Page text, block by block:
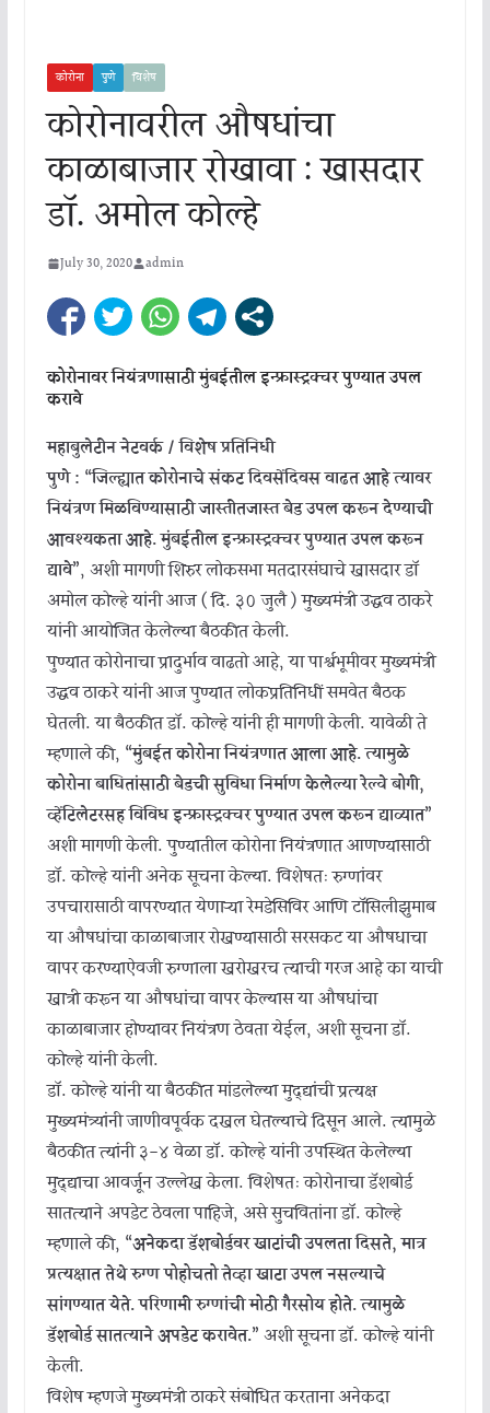
कोरोना पुणे विशेष
कोरोनावरील औषधांचा
काळाबाजार रोखावा : खासदार
डॉ. अमोल कोल्हे
July 30, 2020 admin
कोरोनावर नियंत्रणासाठी मुंबईतील इन्फ्रास्ट्रक्चर पुण्यात उपलब्ध
करावे
महाबुलेटीन नेटवर्क / विशेष प्रतिनिधी
पुणे : “जिल्ह्यात कोरोनाचे संकट दिवसेंदिवस वाढत आहे त्यावर
नियंत्रण मिळविण्यासाठी जास्तीतजास्त बेड उपलब्ध करून देण्याची
आवश्यकता आहे. मुंबईतील इन्फ्रास्ट्रक्चर पुण्यात उपलब्ध करून
द्यावे”, अशी मागणी शिरुर लोकसभा मतदारसंघाचे खासदार डॉ
अमोल कोल्हे यांनी आज ( दि. ३० जुलै ) मुख्यमंत्री उद्धव ठाकरे
यांनी आयोजित केलेल्या बैठकीत केली.
पुण्यात कोरोनाचा प्रादुर्भाव वाढतो आहे, या पार्श्वभूमीवर मुख्यमंत्री
उद्धव ठाकरे यांनी आज पुण्यात लोकप्रतिनिधीं समवेत बैठक
घेतली. या बैठकीत डॉ. कोल्हे यांनी ही मागणी केली. यावेळी ते
म्हणाले की, “मुंबईत कोरोना नियंत्रणात आला आहे. त्यामुळे
कोरोना बाधितांसाठी बेडची सुविधा निर्माण केलेल्या रेल्वे बोगी,
व्हेंटिलेटरसह विविध इन्फ्रास्ट्रक्चर पुण्यात उपलब्ध करून द्याव्यात”
अशी मागणी केली. पुण्यातील कोरोना नियंत्रणात आणण्यासाठी
डॉ. कोल्हे यांनी अनेक सूचना केल्या. विशेषतः रुग्णांवर
उपचारासाठी वापरण्यात येणाऱ्या रेमडेसिविर आणि टाॅसिलीझुमाब
या औषधांचा काळाबाजार रोखण्यासाठी सरसकट या औषधाचा
वापर करण्याऐवजी रुग्णाला खरोखरच त्याची गरज आहे का याची
खात्री करून या औषधांचा वापर केल्यास या औषधांचा
काळाबाजार होण्यावर नियंत्रण ठेवता येईल, अशी सूचना डॉ.
कोल्हे यांनी केली.
डॉ. कोल्हे यांनी या बैठकीत मांडलेल्या मुद्द्यांची प्रत्यक्ष
मुख्यमंत्र्यांनी जाणीवपूर्वक दखल घेतल्याचे दिसून आले. त्यामुळे
बैठकीत त्यांनी ३-४ वेळा डॉ. कोल्हे यांनी उपस्थित केलेल्या
मुद्द्याचा आवर्जून उल्लेख केला. विशेषतः कोरोनाचा डॅशबोर्ड
सातत्याने अपडेट ठेवला पाहिजे, असे सुचवितांना डॉ. कोल्हे
म्हणाले की, “अनेकदा डॅशबोर्डवर खाटांची उपलब्धता दिसते, मात्र
प्रत्यक्षात तेथे रुग्ण पोहोचतो तेव्हा खाटा उपलब्ध नसल्याचे
सांगण्यात येते. परिणामी रुग्णांची मोठी गैरसोय होते. त्यामुळे
डॅशबोर्ड सातत्याने अपडेट करावेत.” अशी सूचना डॉ. कोल्हे यांनी
केली.
विशेष म्हणजे मुख्यमंत्री ठाकरे संबोधित करताना अनेकदा